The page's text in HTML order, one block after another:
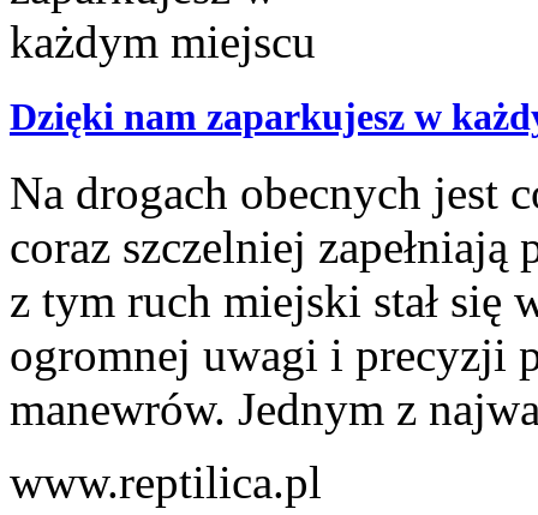
Dzięki nam zaparkujesz w
Na drogach obecnych jest
coraz szczelniej zapełniają
z tym ruch miejski stał się
ogromnej uwagi i precyzji
manewrów. Jednym z
www.reptilica.pl